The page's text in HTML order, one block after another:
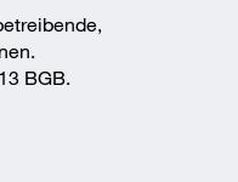
BGB.